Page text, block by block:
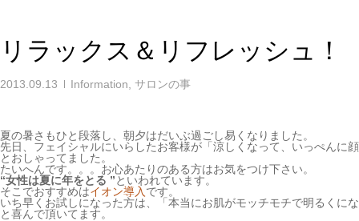
リラックス＆リフレッシュ！
2013.09.13 Information サロンの事
夏の暑さもひと段落し、朝夕はだいぶ過ごし易くなりました。
先日、フェイシャルにいらしたお客様が「涼しくなって、いっぺんに
とおしゃってました。
たいへんです。。。お心あたりのある方はお気をつけ下さい。
“女性は夏に年をとる ”といわれています。
そこでおすすめはイオン導入 です。
いち早くお試しになった方は、「本当にお肌がモッチモチで明るくに
と喜んで頂いてます。